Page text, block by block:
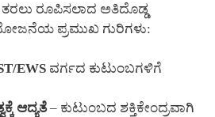
ತರಲು ರೂಪಿಸಲಾದ ಅತಿದೊಡ್ಡ
ಪ್ರಮುಖ ಗುರಿಗಳು:
EWS ವರ್ಗದ ಕುಟುಂಬಗಳಿಗೆ
ಆದ್ಯತೆ– ಕುಟುಂಬದ ಶಕ್ತಿಕೇಂದ್ರವಾಗಿ